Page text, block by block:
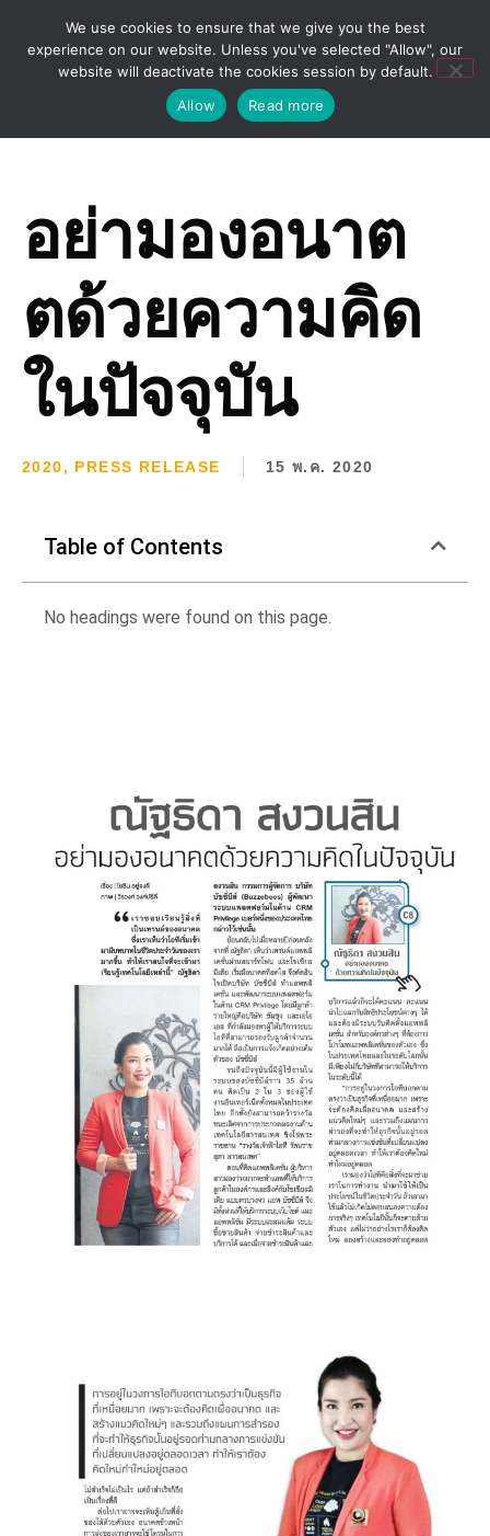
อย่ามองอนาต
ตด้วยความคิด
ในปัจจุบัน
2020, PRESS RELEASE 15 พ.ค. 2020
Table of Contents
No headings were found on this page.
We use cookies to ensure that we give you the best
experience on our website. Unless you've selected "Allow", our
website will deactivate the cookies session by default.
Allow
Read more